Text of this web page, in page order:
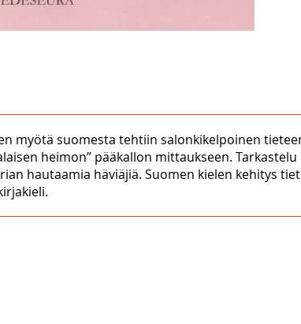
myötä suomesta tehtiin salonkikelpoinen
heimon” pääkallon mittaukseen.
hautaamia häviäjiä. Suomen kielen kehitys